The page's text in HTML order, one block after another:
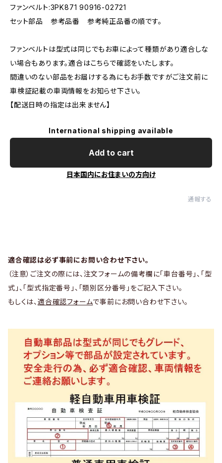
ファンベルト:3PK871 90916-02721
セット部品 参考品番 参考純正品番の順です。
ファンベルトは型式は同じでもお車によって種類があり適合しな
い場合もあります。適合はこちらで確認をいたします。
間違いのない部品をお届けする為にもお手数ですがご注文前に
車検証記載の車両情報をお知らせ下さい。
【配送日時の指定は出来ません】
International shipping available
Add to cart
日本国内にお住まいの方向け
通報する
適合確認は必ず事前にお問い合わせ下さい。
（注意）ご注文の際には、注文フォームの備考欄に「車台番号」、「型
式」、「型式指定番号」、「類別区分番号」をご記入下さい。
もしくは、 適合確認フォームで事前にお問い合わせ下さい。